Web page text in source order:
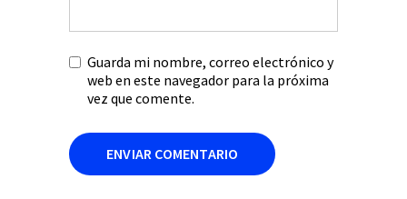
Guarda mi nombre, correo electrónico y
web en este navegador para la próxima
vez que comente.